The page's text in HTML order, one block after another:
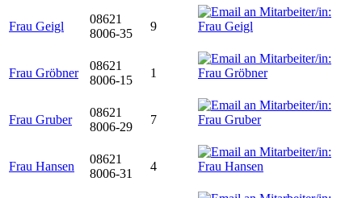
Frau Geigl
08621
8006-35
9
Frau Gröbner
08621
8006-15
1
Frau Gruber
08621
8006-29
7
Frau Hansen
08621
8006-31
4